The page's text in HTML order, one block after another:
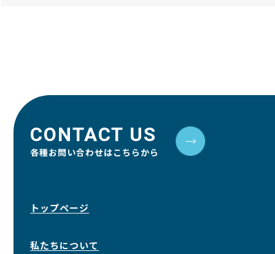
CONTACT US
各種お問い合わせはこちらから
トップページ
私たちについて